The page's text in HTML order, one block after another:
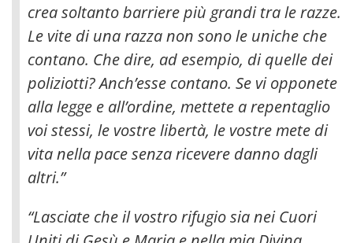
crea soltanto barriere più grandi tra le razze.
Le vite di una razza non sono le uniche che
contano. Che dire, ad esempio, di quelle dei
poliziotti? Anch’esse contano. Se vi opponete
alla legge e all’ordine, mettete a repentaglio
voi stessi, le vostre libertà, le vostre mete di
vita nella pace senza ricevere danno dagli
altri.”
“Lasciate che il vostro rifugio sia nei Cuori